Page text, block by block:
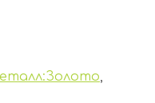
,